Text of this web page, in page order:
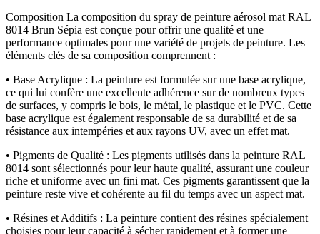
Composition La composition du spray de peinture aérosol mat RAL
8014 Brun Sépia est conçue pour offrir une qualité et une
performance optimales pour une variété de projets de peinture. Les
éléments clés de sa composition comprennent :
• Base Acrylique : La peinture est formulée sur une base acrylique,
ce qui lui confère une excellente adhérence sur de nombreux types
de surfaces, y compris le bois, le métal, le plastique et le PVC. Cette
base acrylique est également responsable de sa durabilité et de sa
résistance aux intempéries et aux rayons UV, avec un effet mat.
• Pigments de Qualité : Les pigments utilisés dans la peinture RAL
8014 sont sélectionnés pour leur haute qualité, assurant une couleur
riche et uniforme avec un fini mat. Ces pigments garantissent que la
peinture reste vive et cohérente au fil du temps avec un aspect mat.
• Résines et Additifs : La peinture contient des résines spécialement
choisies pour leur capacité à sécher rapidement et à former une